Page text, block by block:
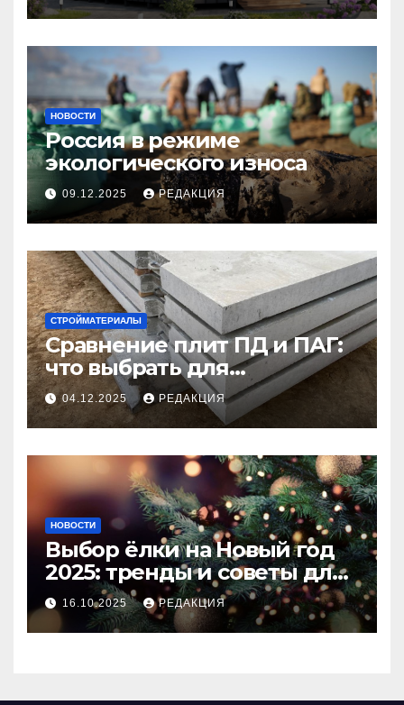
НОВОСТИ
Россия в режиме
экологического износа
09.12.2025 РЕДАКЦИЯ
СТРОЙМАТЕРИАЛЫ
Сравнение плит ПД и ПАГ:
что выбрать для
долговечного и прочного
покрытия
04.12.2025 РЕДАКЦИЯ
НОВОСТИ
Выбор ёлки на Новый год
2025: тренды и советы для
идеального праздника
16.10.2025 РЕДАКЦИЯ